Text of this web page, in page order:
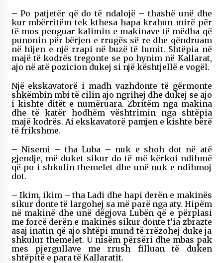
– Po patjetër që do të ndalojë – thashë unë dhe
kur mbërritëm tek kthesa hapa krahun mirë për
të mos penguar kalimin e makinave të mëdha që
punonin për bërjen e rrugës së re dhe qëndruam
në hijen e një rrapi në buzë të lumit. Shtëpia në
majë të kodrës tregonte se po hynim në Kallarat,
ajo në atë pozicion dukej si një kështjellë e vogël.
Një ekskavatorë i madh vazhdonte të gërmonte
shkëmbin mbi të cilin ajo ngrihej dhe dukej se ajo
i kishte ditët e numëruara. Zbritëm nga makina
dhe të katër hodhëm vështrimin nga shtëpia
majë kodrës. Ai ekskavatorë pamjen e kishte bërë
të frikshme.
– Nisemi – tha Luba – nuk e shoh dot në atë
gjendje, më duket sikur do të më kërkoi ndihmë
që po i shkulin themelet dhe unë nuk e ndihmoj
dot.
– Ikim, ikim – tha Ladi dhe hapi derën e makinës
sikur donte të largohej sa më parë nga aty. Hipëm
në makinë dhe unë dëgjova Lubën që e përplasi
me forcë derën e makinës sikur donte t’ia zbrazte
asaj inatin që ajo shtëpi mund të rrëzohej duke ja
shkulur themelet. U nisëm përsëri dhe mbas pak
mes pjergullave me rrush filluan të duken
shtëpitë e para të Kallaratit.